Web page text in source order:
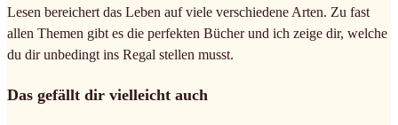
Lesen bereichert das Leben auf viele verschiedene Arten. Zu fast
allen Themen gibt es die perfekten Bücher und ich zeige dir, welche
du dir unbedingt ins Regal stellen musst.
Das gefällt dir vielleicht auch